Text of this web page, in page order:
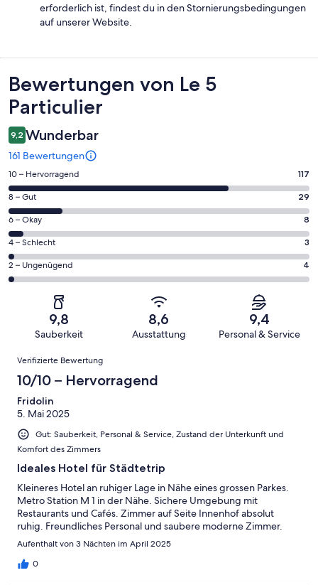
erforderlich ist, findest du in den Stornierungsbedingungen
auf unserer Website.
Bewertungen
Bewertungen von Le 5
Particulier
9,2 Wunderbar
161 Bewertungen
117
von
insgesamt
161
Gästebewertungen
haben
eine
Bewertung
Hervorragend
10 – Hervorragend 117
29
von
insgesamt
161
Gästebewertungen
haben
Bewertung
Gut
8 – Gut 29
8
von
insgesamt
161
Gästebewertungen
Bewertung
Okay
6 – Okay 8
3
von
insgesamt
Gästebewertungen
von
Schlecht
4 – Schlecht 3
4
von
insgesamt
Gästebewertungen
haben
eine
von
Ungenügend
2 – Ungenügend 4
9,8
Sauberkeit
8,6
Ausstattung
9,4
Personal & Service
Bewertungen
Verifizierte Bewertung
10/10 – Hervorragend
Fridolin
5. Mai 2025
Gut: Sauberkeit, Personal & Service, Zustand der Unterkunft und
Komfort des Zimmers
Ideales Hotel für Städtetrip
Kleineres Hotel an ruhiger Lage in Nähe eines grossen Parkes.
Metro Station M 1 in der Nähe. Sichere Umgebung mit
Restaurants und Cafés. Zimmer auf Seite Innenhof absolut
ruhig. Freundliches Personal und saubere moderne Zimmer.
Aufenthalt von 3 Nächten im April 2025
0